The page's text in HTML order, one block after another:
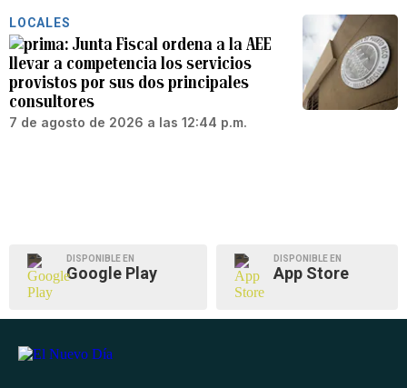
LOCALES
Junta Fiscal ordena a la AEE
llevar a competencia los servicios
provistos por sus dos principales
consultores
7 de agosto de 2026 a las 12:44 p.m.
DISPONIBLE EN
Google Play
DISPONIBLE EN
App Store